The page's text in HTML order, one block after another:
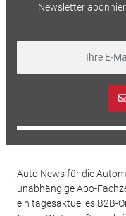
Newsletter
Auto News für die
unabhängige Abo-
ein tagesaktuelles B2B-